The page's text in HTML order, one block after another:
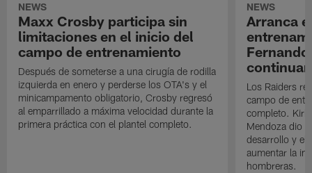
NEWS
Maxx Crosby participa sin
limitaciones en el inicio del
campo de entrenamiento
Después de someterse a una cirugía de rodilla
izquierda en enero y perderse los OTA's y el
minicampamento obligatorio, Crosby regresó
al emparrillado a máxima velocidad durante la
primera práctica con el plantel completo.
NEWS
Arranca
Los Raiders
campo de
completo. Kirk
Mendoza dio
desarrollo y el
aumentar la
hombreras.